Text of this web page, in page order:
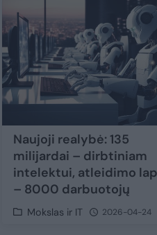
Naujoji realybė: 135
milijardai – dirbtiniam
intelektui, atleidimo
– 8000 darbuotojų
Mokslas ir IT 2026-04-24